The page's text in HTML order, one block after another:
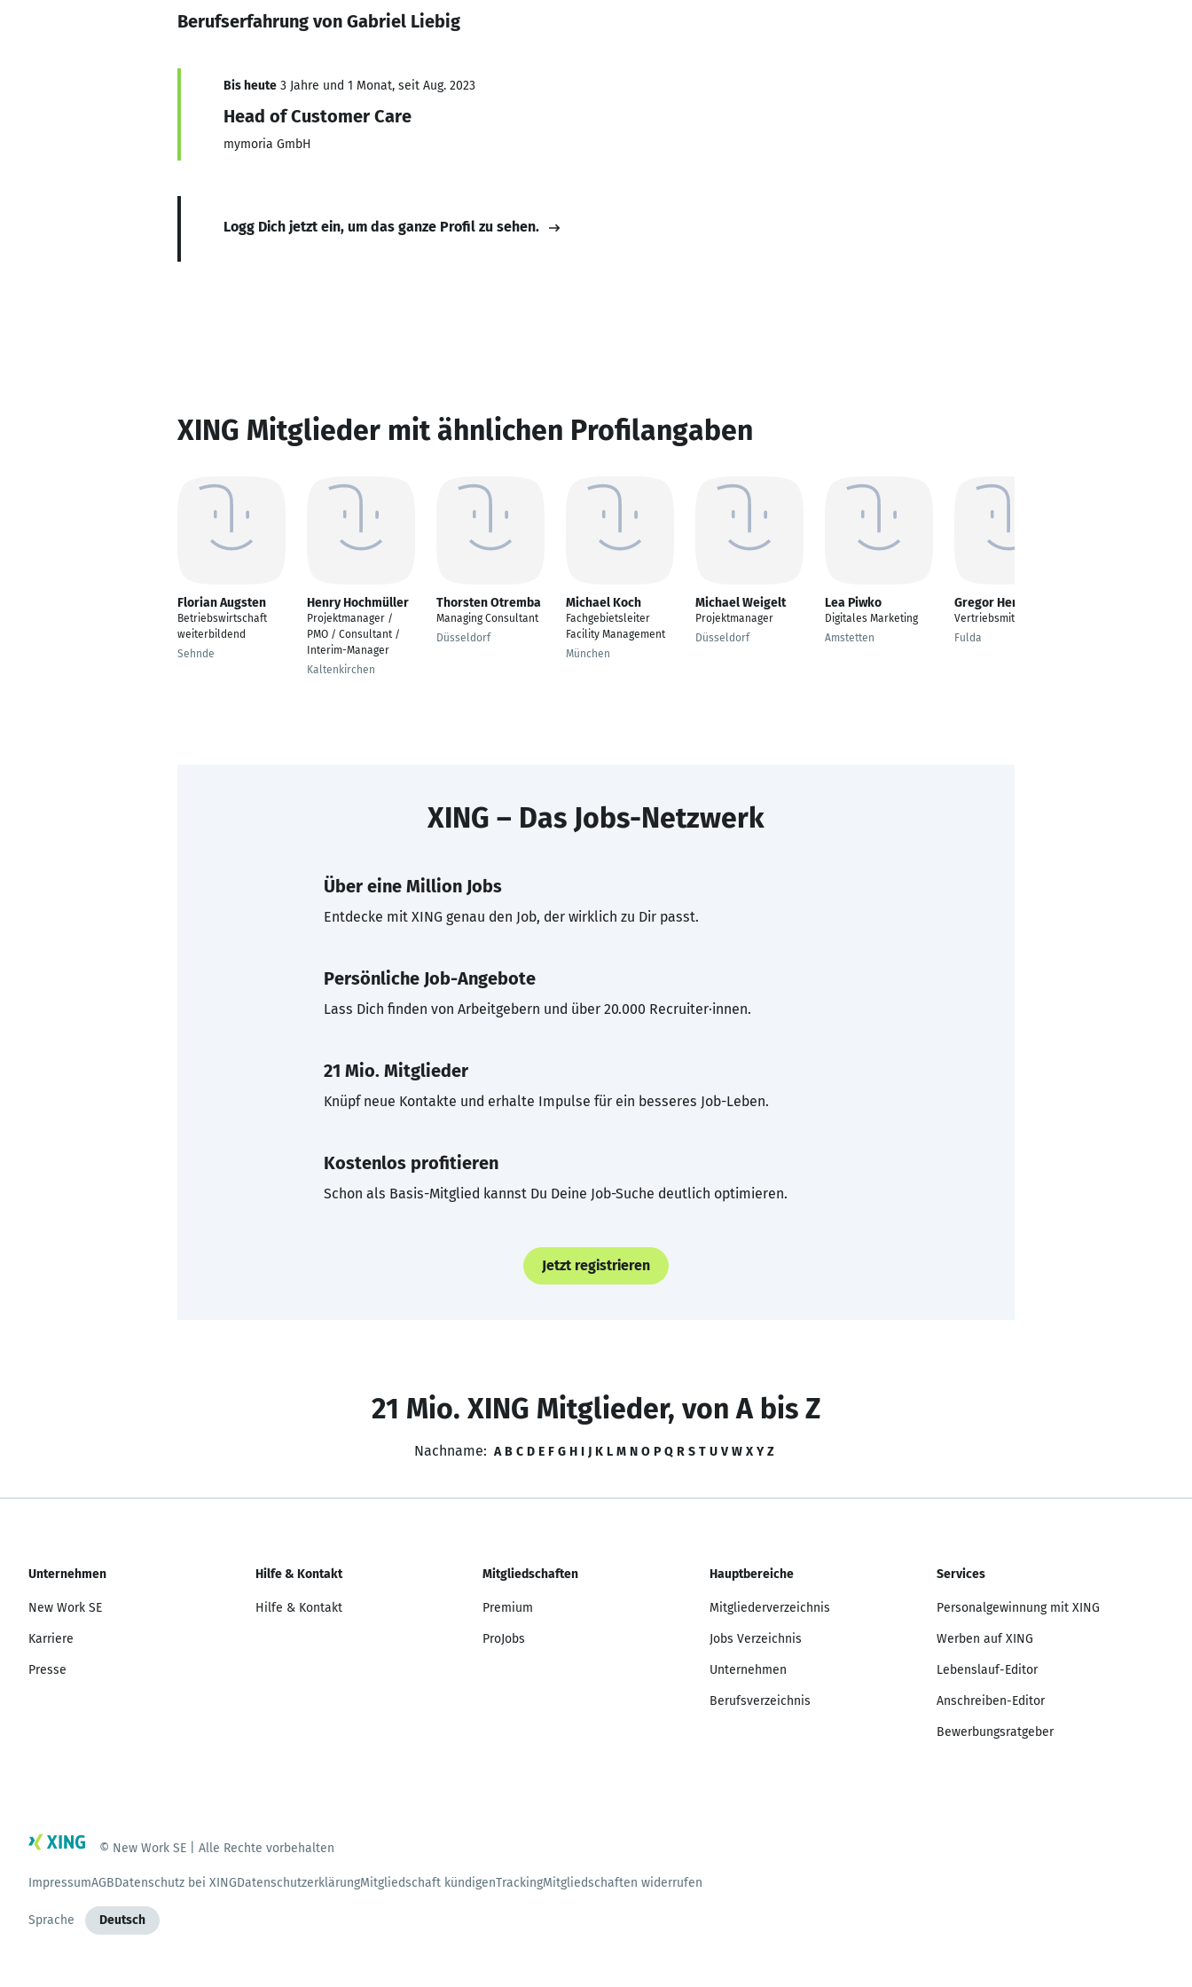
Berufserfahrung von Gabriel Liebig
Bis heute 3 Jahre und 1 Monat, seit Aug. 2023
Head of Customer Care
mymoria GmbH
Logg Dich jetzt ein, um das ganze Profil zu sehen.
XING Mitglieder mit ähnlichen Profilangaben
Florian Augsten
Betriebswirtschaft
weiterbildend
Sehnde
Henry Hochmüller
Projektmanager /
PMO / Consultant /
Interim-Manager
Kaltenkirchen
Thorsten Otremba
Managing Consultant
Düsseldorf
Michael Koch
Fachgebietsleiter
Facility Management
München
Michael Weigelt
Projektmanager
Düsseldorf
Lea Piwko
Digitales Marketing
Amstetten
Gregor Heres
Vertriebsmitarbeiter
Fulda
XING – Das Jobs-Netzwerk
Über eine Million Jobs
Entdecke mit XING genau den Job, der wirklich zu Dir passt.
Persönliche Job-Angebote
Lass Dich finden von Arbeitgebern und über 20.000 Recruiter·innen.
21 Mio. Mitglieder
Knüpf neue Kontakte und erhalte Impulse für ein besseres Job-Leben.
Kostenlos profitieren
Schon als Basis-Mitglied kannst Du Deine Job-Suche deutlich optimieren.
Jetzt registrieren
21 Mio. XING Mitglieder, von A bis Z
Nachname: A B C D E F G H I J K L M N O P Q R S T U V W X Y Z
Unternehmen
New Work SE
Karriere
Presse
Hilfe & Kontakt
Hilfe & Kontakt
Mitgliedschaften
Premium
ProJobs
Hauptbereiche
Mitgliederverzeichnis
Jobs Verzeichnis
Unternehmen
Berufsverzeichnis
Services
Personalgewinnung mit XING
Werben auf XING
Lebenslauf-Editor
Anschreiben-Editor
Bewerbungsratgeber
© New Work SE | Alle Rechte vorbehalten
ImpressumAGBDatenschutz bei XINGDatenschutzerklärungMitgliedschaft kündigenTrackingMitgliedschaften widerrufen
Sprache Deutsch